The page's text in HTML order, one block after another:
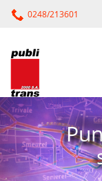
0248/213601